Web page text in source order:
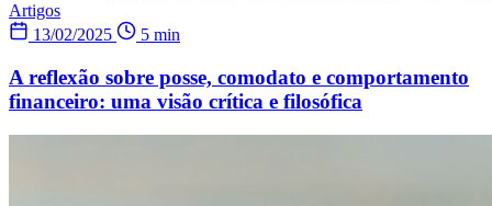
Artigos
13/02/2025
5 min
A reflexão sobre posse, comodato e comportamento
financeiro: uma visão crítica e filosófica